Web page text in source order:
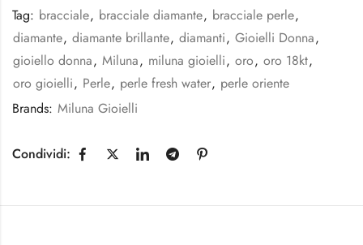
Tag: bracciale, bracciale diamante, bracciale perle,
diamante, diamante brillante, diamanti, Gioielli Donna,
gioiello donna, Miluna, miluna gioielli, oro, oro 18kt,
oro gioielli, Perle, perle fresh water, perle oriente
Brands: Miluna Gioielli
Condividi: